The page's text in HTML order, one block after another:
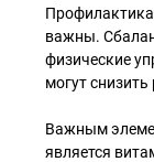
Профилактика
важны.
физические
могут
Важным
является